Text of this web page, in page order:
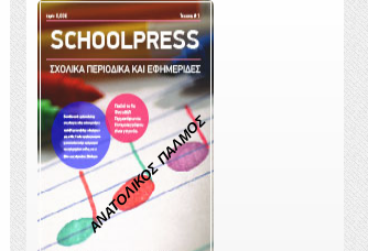
ΑΝΑΤΟΛΙΚΟΣ ΠΑΛΜΟΣ